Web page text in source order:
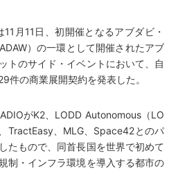
月11日、初開催となるアブダビ・
）の一環として開催されたアブ
トのサイド・イベントにおいて、自
件の商業展開契約を発表した。
がK2、LODD Autonomous（LO
TractEasy、MLG、Space42とのパ
たもので、同首長国を世界で初めて
制・インフラ環境を導入する都市の